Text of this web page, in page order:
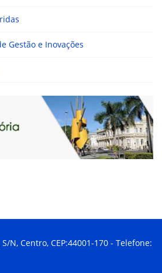
Gestão e Inovações
N, Centro, CEP:44001-170 - Telefone: